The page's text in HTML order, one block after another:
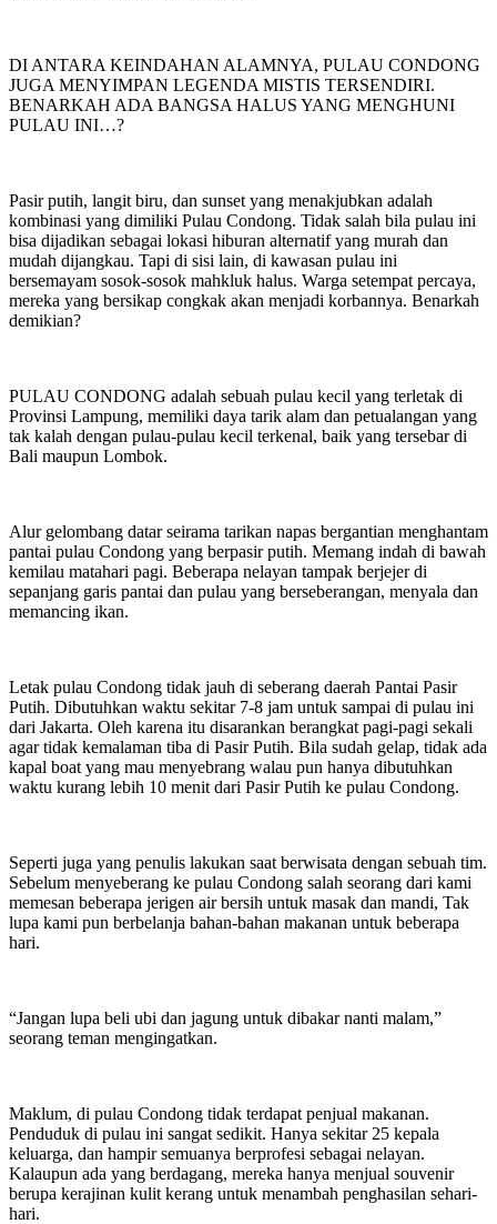
DI ANTARA KEINDAHAN ALAMNYA, PULAU CONDONG
JUGA MENYIMPAN LEGENDA MISTIS TERSENDIRI.
BENARKAH ADA BANGSA HALUS YANG MENGHUNI
PULAU INI…?
Pasir putih, langit biru, dan sunset yang menakjubkan adalah
kombinasi yang dimiliki Pulau Condong. Tidak salah bila pulau ini
bisa dijadikan sebagai lokasi hiburan alternatif yang murah dan
mudah dijangkau. Tapi di sisi lain, di kawasan pulau ini
bersemayam sosok-sosok mahkluk halus. Warga setempat percaya,
mereka yang bersikap congkak akan menjadi korbannya. Benarkah
demikian?
PULAU CONDONG adalah sebuah pulau kecil yang terletak di
Provinsi Lampung, memiliki daya tarik alam dan petualangan yang
tak kalah dengan pulau-pulau kecil terkenal, baik yang tersebar di
Bali maupun Lombok.
Alur gelombang datar seirama tarikan napas bergantian menghantam
pantai pulau Condong yang berpasir putih. Memang indah di bawah
kemilau matahari pagi. Beberapa nelayan tampak berjejer di
sepanjang garis pantai dan pulau yang berseberangan, menyala dan
memancing ikan.
Letak pulau Condong tidak jauh di seberang daerah Pantai Pasir
Putih. Dibutuhkan waktu sekitar 7-8 jam untuk sampai di pulau ini
dari Jakarta. Oleh karena itu disarankan berangkat pagi-pagi sekali
agar tidak kemalaman tiba di Pasir Putih. Bila sudah gelap, tidak ada
kapal boat yang mau menyebrang walau pun hanya dibutuhkan
waktu kurang lebih 10 menit dari Pasir Putih ke pulau Condong.
Seperti juga yang penulis lakukan saat berwisata dengan sebuah tim.
Sebelum menyeberang ke pulau Condong salah seorang dari kami
memesan beberapa jerigen air bersih untuk masak dan mandi, Tak
lupa kami pun berbelanja bahan-bahan makanan untuk beberapa
hari.
“Jangan lupa beli ubi dan jagung untuk dibakar nanti malam,”
seorang teman mengingatkan.
Maklum, di pulau Condong tidak terdapat penjual makanan.
Penduduk di pulau ini sangat sedikit. Hanya sekitar 25 kepala
keluarga, dan hampir semuanya berprofesi sebagai nelayan.
Kalaupun ada yang berdagang, mereka hanya menjual souvenir
berupa kerajinan kulit kerang untuk menambah penghasilan sehari-
hari.